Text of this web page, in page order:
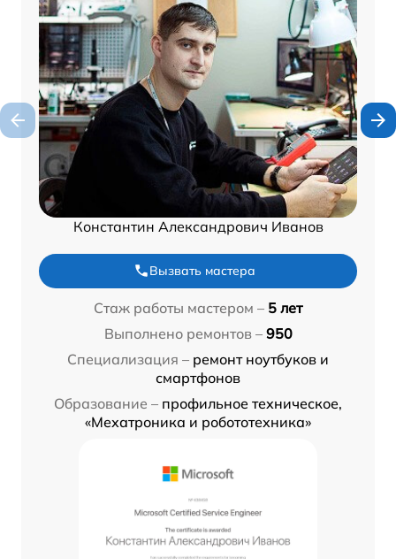
Константин Александрович Иванов
Вызвать мастера
Стаж работы мастером – 5 лет
Выполнено ремонтов – 950
Специализация – ремонт ноутбуков и
смартфонов
Образование – профильное техническое,
«Мехатроника и робототехника»